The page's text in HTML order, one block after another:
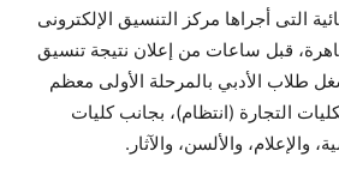
التى أجراها مركز التنسيق الإلكترونى
قبل ساعات من إعلان نتيجة تنسيق
طلاب الأدبي بالمرحلة الأولى معظم
التجارة (انتظام)، بجانب كليات
والإعلام، والألسن، والآثار.